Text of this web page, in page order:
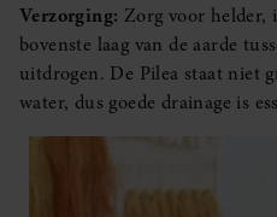
Verzorging: Zorg voor helder,
bovenste laag van de aarde
uitdrogen. De Pilea staat niet
water, dus goede drainage is